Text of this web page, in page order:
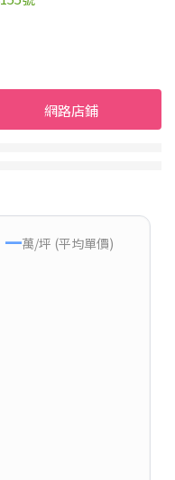
網路店鋪
—萬/坪 (平均單價)